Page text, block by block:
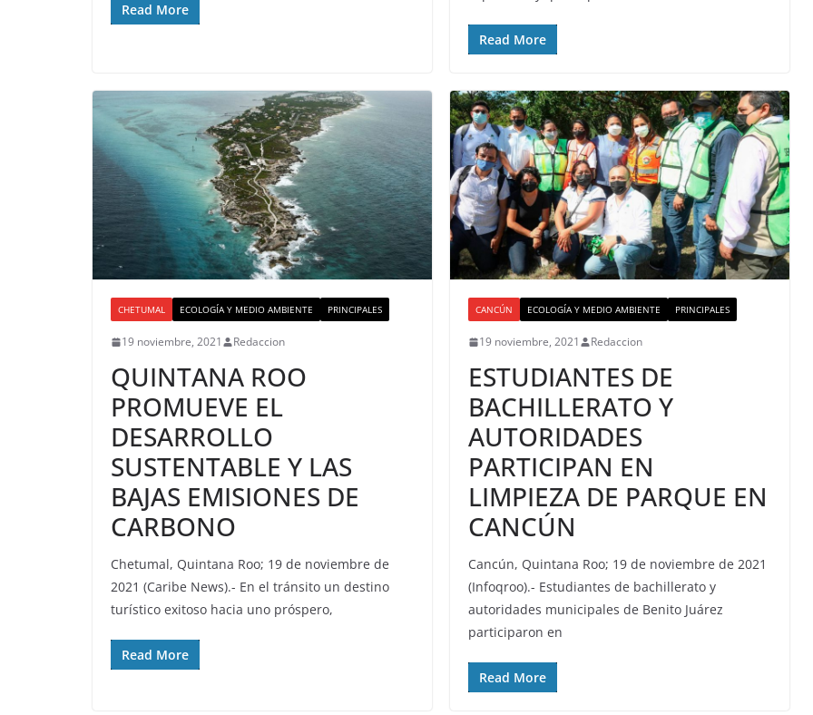
Read More
Read More
CHETUMAL ECOLOGÍA Y MEDIO AMBIENTE PRINCIPALES
19 noviembre, 2021 Redaccion
QUINTANA ROO
PROMUEVE EL
DESARROLLO
SUSTENTABLE Y LAS
BAJAS EMISIONES DE
CARBONO
Chetumal, Quintana Roo; 19 de noviembre de
2021 (Caribe News).- En el tránsito un destino
turístico exitoso hacia uno próspero,
Read More
CANCÚN ECOLOGÍA Y MEDIO AMBIENTE PRINCIPALES
19 noviembre, 2021 Redaccion
ESTUDIANTES DE
BACHILLERATO Y
AUTORIDADES
PARTICIPAN EN
LIMPIEZA DE PARQUE EN
CANCÚN
Cancún, Quintana Roo; 19 de noviembre de 2021
(Infoqroo).- Estudiantes de bachillerato y
autoridades municipales de Benito Juárez
participaron en
Read More